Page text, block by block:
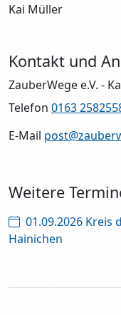
Kai Müller
Kontakt und
ZauberWege e.V. -
Telefon 0163
E-Mail
Weitere
01.09.2026 Kreis
Hainichen